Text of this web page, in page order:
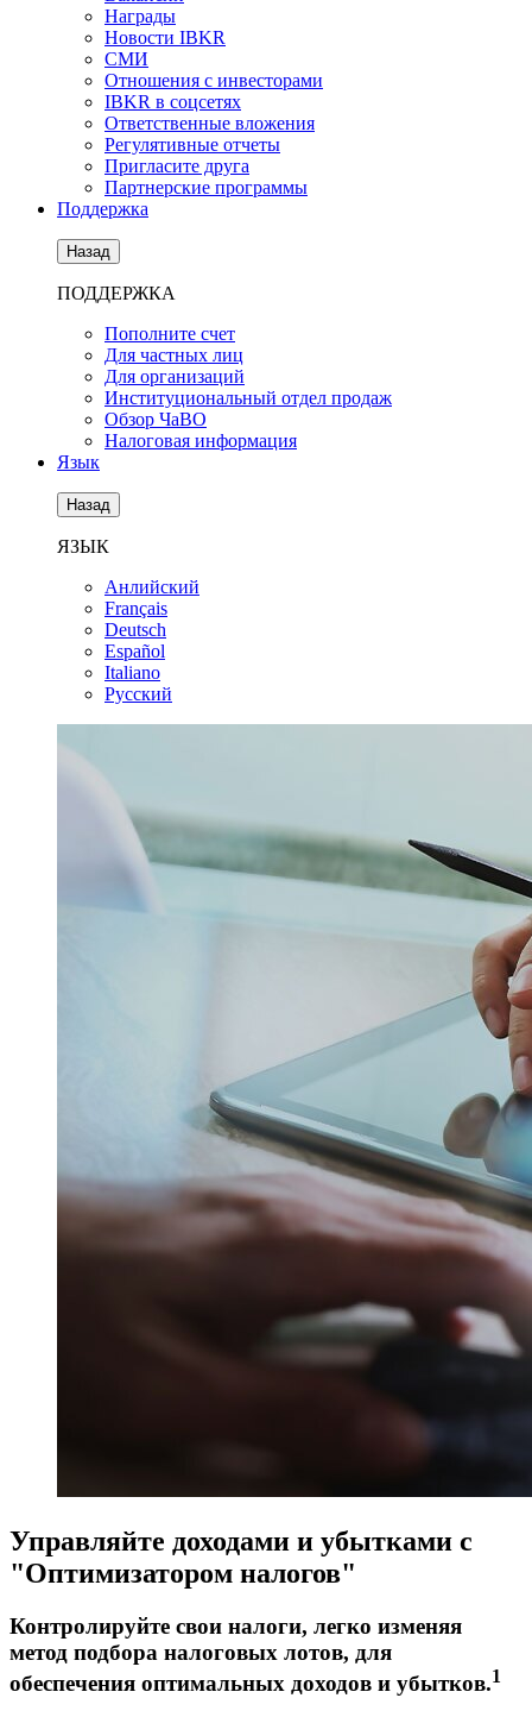
Награды
Новости IBKR
СМИ
Отношения с инвесторами
IBKR в соцсетях
Ответственные вложения
Регулятивные отчеты
Пригласите друга
Партнерские программы
Поддержка
Назад
ПОДДЕРЖКА
Пополните счет
Для частных лиц
Для организаций
Институциональный отдел продаж
Обзор ЧаВО
Налоговая информация
Язык
Назад
ЯЗЫК
Анлийский
Français
Deutsch
Español
Italiano
Русский
Управляйте доходами и убытками с
"Оптимизатором налогов"
Контролируйте свои налоги, легко изменяя
метод подбора налоговых лотов, для
обеспечения оптимальных доходов и убытков.1